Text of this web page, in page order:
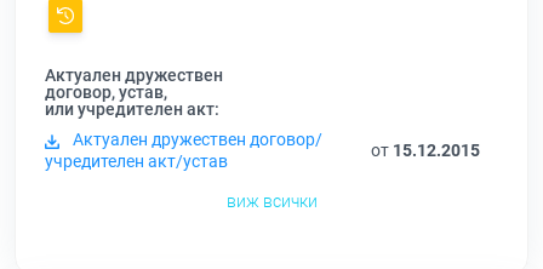
Актуален дружествен
договор, устав,
или учредителен акт:
Актуален дружествен договор/
учредителен акт/устав
от 15.12.2015
виж всички